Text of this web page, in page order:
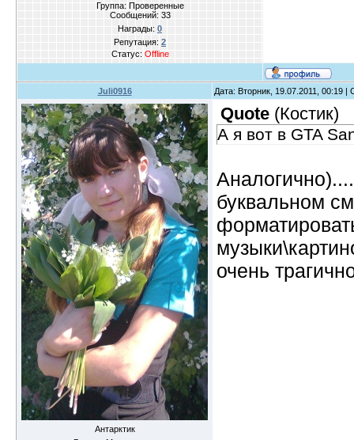
Группа: Проверенные
Сообщений: 33
Награды: 0
Репутация: 2
Статус: Offline
Juli0916 Дата: Вторник, 19.07.2011, 00:19
Антарктик
Quote (Костик)
А я вот в GTA
буквальном
очень